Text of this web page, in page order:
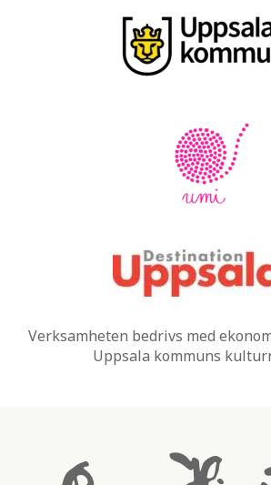
Verksamheten bedrivs med
Uppsala kommuns